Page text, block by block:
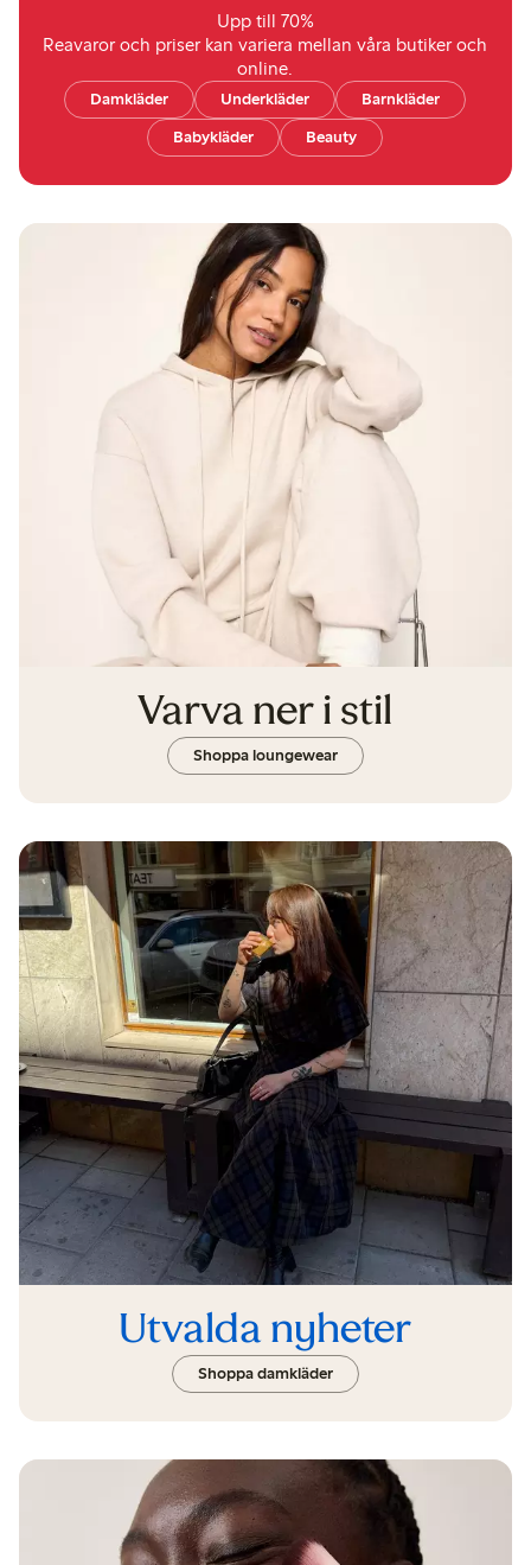
Upp till 70%
Reavaror och priser kan variera mellan våra butiker och
online.
Damkläder Underkläder
Barnkläder
Babykläder
Beauty
Varva ner i stil
Shoppa loungewear
Utvalda nyheter
Shoppa damkläder